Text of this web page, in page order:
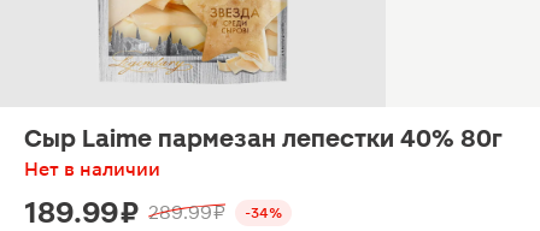
Сыр Laime пармезан лепестки 40% 80г
Нет в наличии
189.99 ₽ 289.99 ₽ -34%